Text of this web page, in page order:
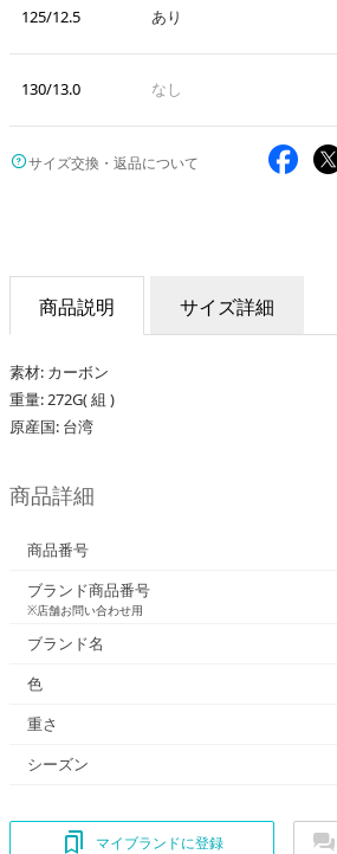
125/12.5 あり
130/13.0 なし
サイズ交換・返品について
商品説明 サイズ詳細
素材: カーボン
重量: 272G( 組 )
原産国: 台湾
商品詳細
商品番号
ブランド商品番号
※店舗お問い合わせ用
ブランド名
色
重さ
シーズン
マイブランドに登録